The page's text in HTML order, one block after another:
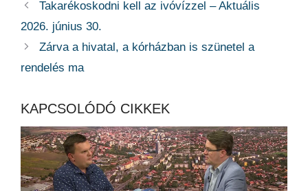
Takarékoskodni kell az ivóvízzel – Aktuális
2026. június 30.
Zárva a hivatal, a kórházban is szünetel a
rendelés ma
KAPCSOLÓDÓ CIKKEK